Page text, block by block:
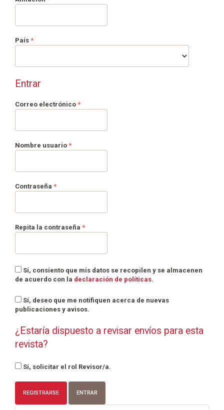
País *Obligatorio
Entrar
Correo electrónico *Obligatorio
Nombre usuario *Obligatorio
Contraseña *Obligatorio
Repita la contraseña *Obligatorio
de acuerdo con la declaración de políticas.
publicaciones y avisos.
¿Estaría dispuesto a revisar envíos para esta
revista?
Sí, solicitar el rol Revisor/a.
REGISTRARSE ENTRAR